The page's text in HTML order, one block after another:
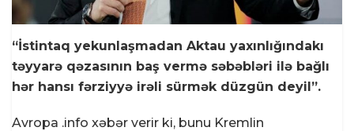
“İstintaq yekunlaşmadan Aktau yaxınlığındakı
təyyarə qəzasının baş vermə səbəbləri ilə bağlı
hər hansı fərziyyə irəli sürmək düzgün deyil”.
Avropa .info xəbər verir ki, bunu Kremlin